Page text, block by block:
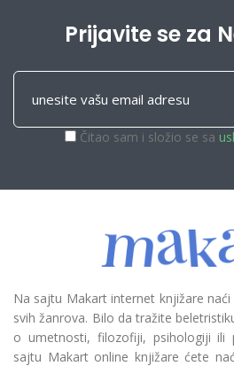
Prijavite se za
Čitao sam i složio se sa
Na sajtu Makart internet knjižare
svih žanrova. Bilo da tražite
o umetnosti, filozofiji, psihologiji ili
sajtu Makart online knjižare ćete